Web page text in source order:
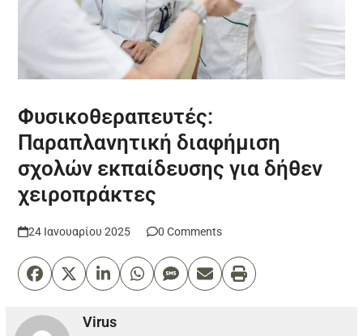
Φυσικοθεραπευτές:
Παραπλανητική διαφήμιση
σχολών εκπαίδευσης για δήθεν
χειροπράκτες
24 Ιανουαρίου 2025 0 Comments
Virus